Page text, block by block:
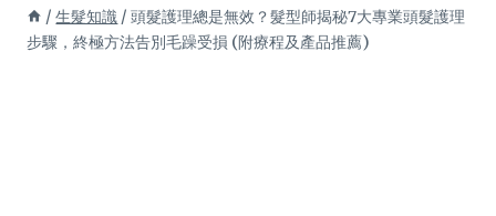
/ 生髮知識 / 頭髮護理總是無效？髮型師揭秘7大專業頭髮護理
步驟，終極方法告別毛躁受損 (附療程及產品推薦)